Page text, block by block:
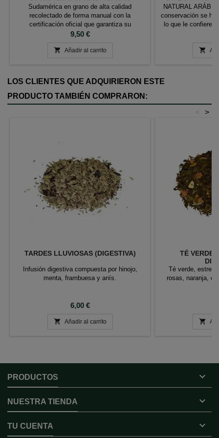
Sudamérica en grano de alta calidad
recolectado de forma manual con la
certificación oficial que garantiza su
producción respetuosa con el medio ambiente
Características: Café 100% Tueste Natural
Precio
9,50 €
 Añadir al carrito
NATURAL
conservación se
lo que le confiere
Muy balanceado.

LOS CLIENTES QUE ADQUIRIERON ESTE
PRODUCTO TAMBIÉN COMPRARON:
>
<
TARDES LLUVIOSAS (DIGESTIVA)
Infusión digestiva compuesta por hinojo,
menta, frambuesa y anís.
Precio
6,00 €
 Añadir al carrito
TÉ VERDE
Té verde,
rosas, naranja,

PRODUCTOS 
NUESTRA TIENDA 
TU CUENTA 